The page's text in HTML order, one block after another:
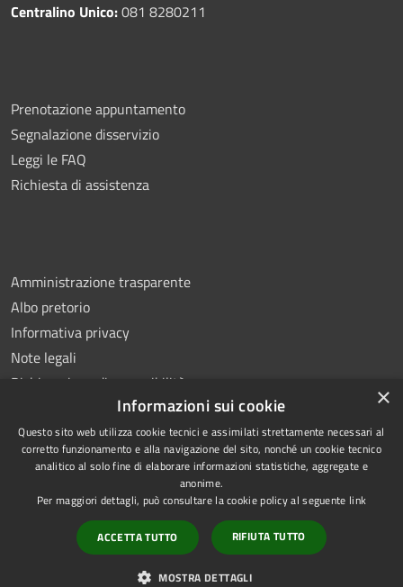
Centralino Unico:081 8280211
Prenotazione appuntamento
Segnalazione disservizio
Leggi le FAQ
Richiesta di assistenza
Amministrazione trasparente
Albo pretorio
Informativa privacy
Note legali
Dichiarazione di accessibilità
RSS
Accessibilità
Copyright © 2026 • Comune di
Ottaviano • Powered by
Municipium•Accesso
redazione
×
Informazioni sui cookie
Questo sito web utilizza cookie tecnici e assimilati strettamente necessari al
corretto funzionamento e alla navigazione del sito, nonché un cookie tecnico
analitico al solo fine di elaborare informazioni statistiche, aggregate e
anonime.
Per maggiori dettagli, può consultare la cookie policy al seguente link
ACCETTA TUTTO RIFIUTA TUTTO
MOSTRA DETTAGLI